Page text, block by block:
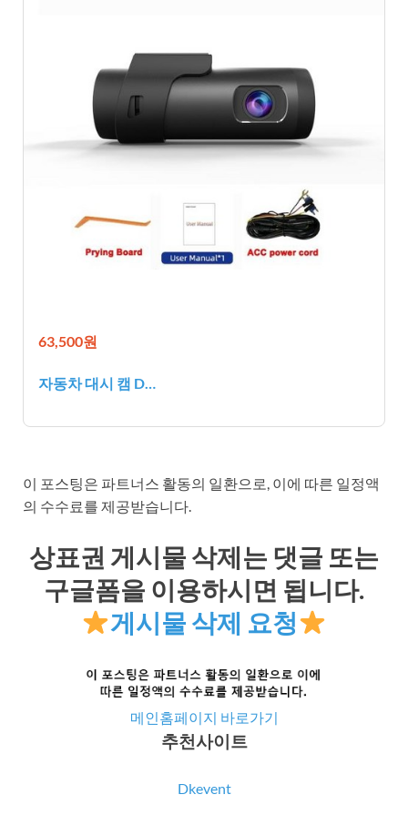
63,500원
자동차 대시 캠 D…
이 포스팅은 파트너스 활동의 일환으로, 이에 따른 일정액
의 수수료를 제공받습니다.
상표권 게시물 삭제는 댓글 또는
구글폼을 이용하시면 됩니다.
게시물 삭제 요청
메인홈페이지 바로가기
추천사이트
Dkevent